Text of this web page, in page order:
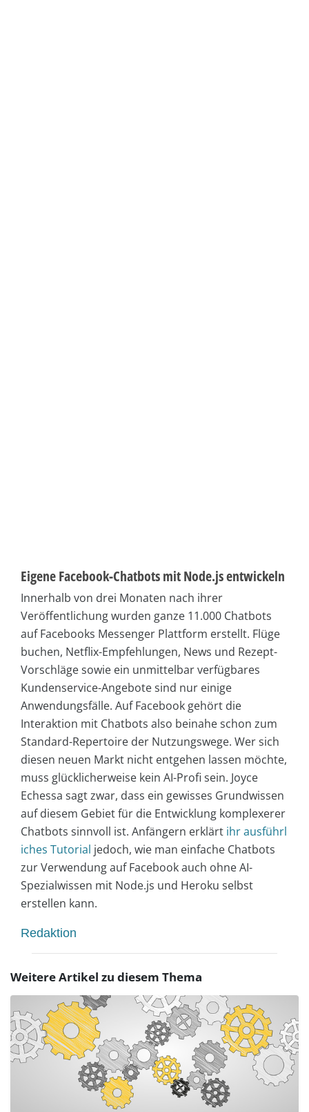
Eigene Facebook-Chatbots mit Node.js entwickeln
Innerhalb von drei Monaten nach ihrer
Veröffentlichung wurden ganze 11.000 Chatbots
auf Facebooks Messenger Plattform erstellt. Flüge
buchen, Netflix-Empfehlungen, News und Rezept-
Vorschläge sowie ein unmittelbar verfügbares
Kundenservice-Angebote sind nur einige
Anwendungsfälle. Auf Facebook gehört die
Interaktion mit Chatbots also beinahe schon zum
Standard-Repertoire der Nutzungswege. Wer sich
diesen neuen Markt nicht entgehen lassen möchte,
muss glücklicherweise kein AI-Profi sein. Joyce
Echessa sagt zwar, dass ein gewisses Grundwissen
auf diesem Gebiet für die Entwicklung komplexerer
Chatbots sinnvoll ist. Anfängern erklärt ihr ausführl
iches Tutorial jedoch, wie man einfache Chatbots
zur Verwendung auf Facebook auch ohne AI-
Spezialwissen mit Node.js und Heroku selbst
erstellen kann.
Redaktion
Weitere Artikel zu diesem Thema